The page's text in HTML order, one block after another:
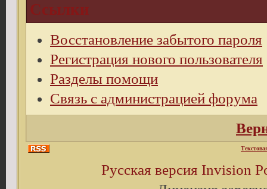
Ссылки
Восстановление забытого пароля
Регистрация нового пользователя
Разделы помощи
Связь с администрацией форума
Русская версия Invision